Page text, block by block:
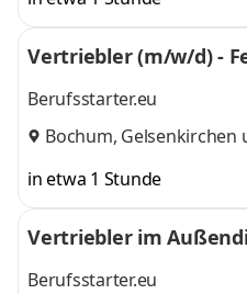
Vertriebler (m/w/d) -
Berufsstarter.eu
Bochum, Gelsenkirchen
in etwa 1 Stunde
Vertriebler im
Berufsstarter.eu